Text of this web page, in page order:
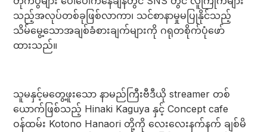
သည့်အလုပ်တစ်ခုဖြစ်လာကာ၊ သင်စာနာမှုမပြုနိုင်သည့်
သိမ်မွေ့သောအချစ်ခံစားချက်များကို ဂရုတစိုက်ပုံဖော်
ထားသည်။
သူမနှင့်မတွေ့ဖူးသော နာမည်ကြီးဗီဒီယို streamer တစ်
ယောက်ဖြစ်သည့် Hinaki Kaguya နှင့် Concept cafe
ဝန်ထမ်း Kotono Hanaori တို့ကို လေးလေးနက်နက် ချစ်မိ